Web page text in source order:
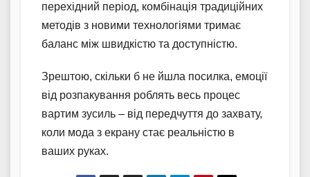
перехідний період, комбінація традиційних
методів з новими технологіями тримає
баланс між швидкістю та доступністю.
Зрештою, скільки б не йшла посилка, емоції
від розпакування роблять весь процес
вартим зусиль – від передчуття до захвату,
коли мода з екрану стає реальністю в
ваших руках.